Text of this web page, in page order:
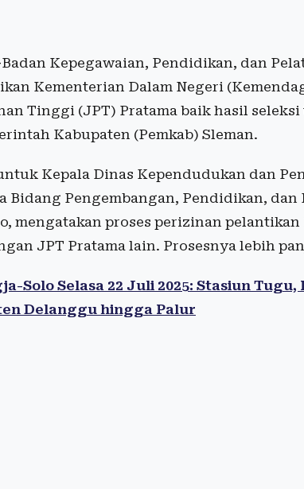
Badan Kepegawaian, Pendidikan, dan
Kementerian Dalam Negeri
Tinggi (JPT) Pratama baik hasil seleksi
Kabupaten (Pemkab) Sleman.
Kepala Dinas Kependudukan dan
Bidang Pengembangan, Pendidikan, dan
mengatakan proses perizinan pelantikan
JPT Pratama lain. Prosesnya lebih
Solo Selasa 22 Juli 2025: Stasiun
Delanggu hingga Palur